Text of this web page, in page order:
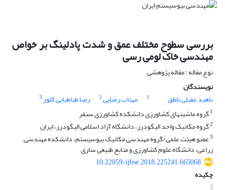
بررسی سطوح مختلف عمق و شدت پادلینگ بر خواص
مهندسی خاک لومی رسی
نوع مقاله : مقاله پژوهشی
نویسندگان
ناهید عقیلی ناطق
1 مهتاب رضایی2 رضا طباطبایی کلور3
1گروه ماشینهای کشاورزی دانشکده کشاورزی سنقر
2گروه مکانیک واحد الیگودرز، دانشگاه آزاد اسلامی الیگودرز، ایران
3عضو هیئت علمی/گروه مهندسی مکانیک بیوسیستم، دانشکده مهندسی
زراعی، دانشگاه علوم کشاورزی و منابع طبیعی ساری
10.22059/ijbse.2018.225241.665068
چکیده